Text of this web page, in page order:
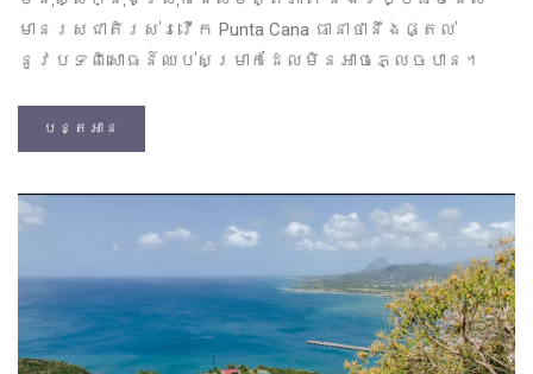
មានរសជាតិរស់រវើក Punta Cana ធានាថានឹងផ្តល់
នូវបទពិសោធន៍ឈប់សម្រាកដែលមិនអាចភ្លេចបាន។
បន្តអាន